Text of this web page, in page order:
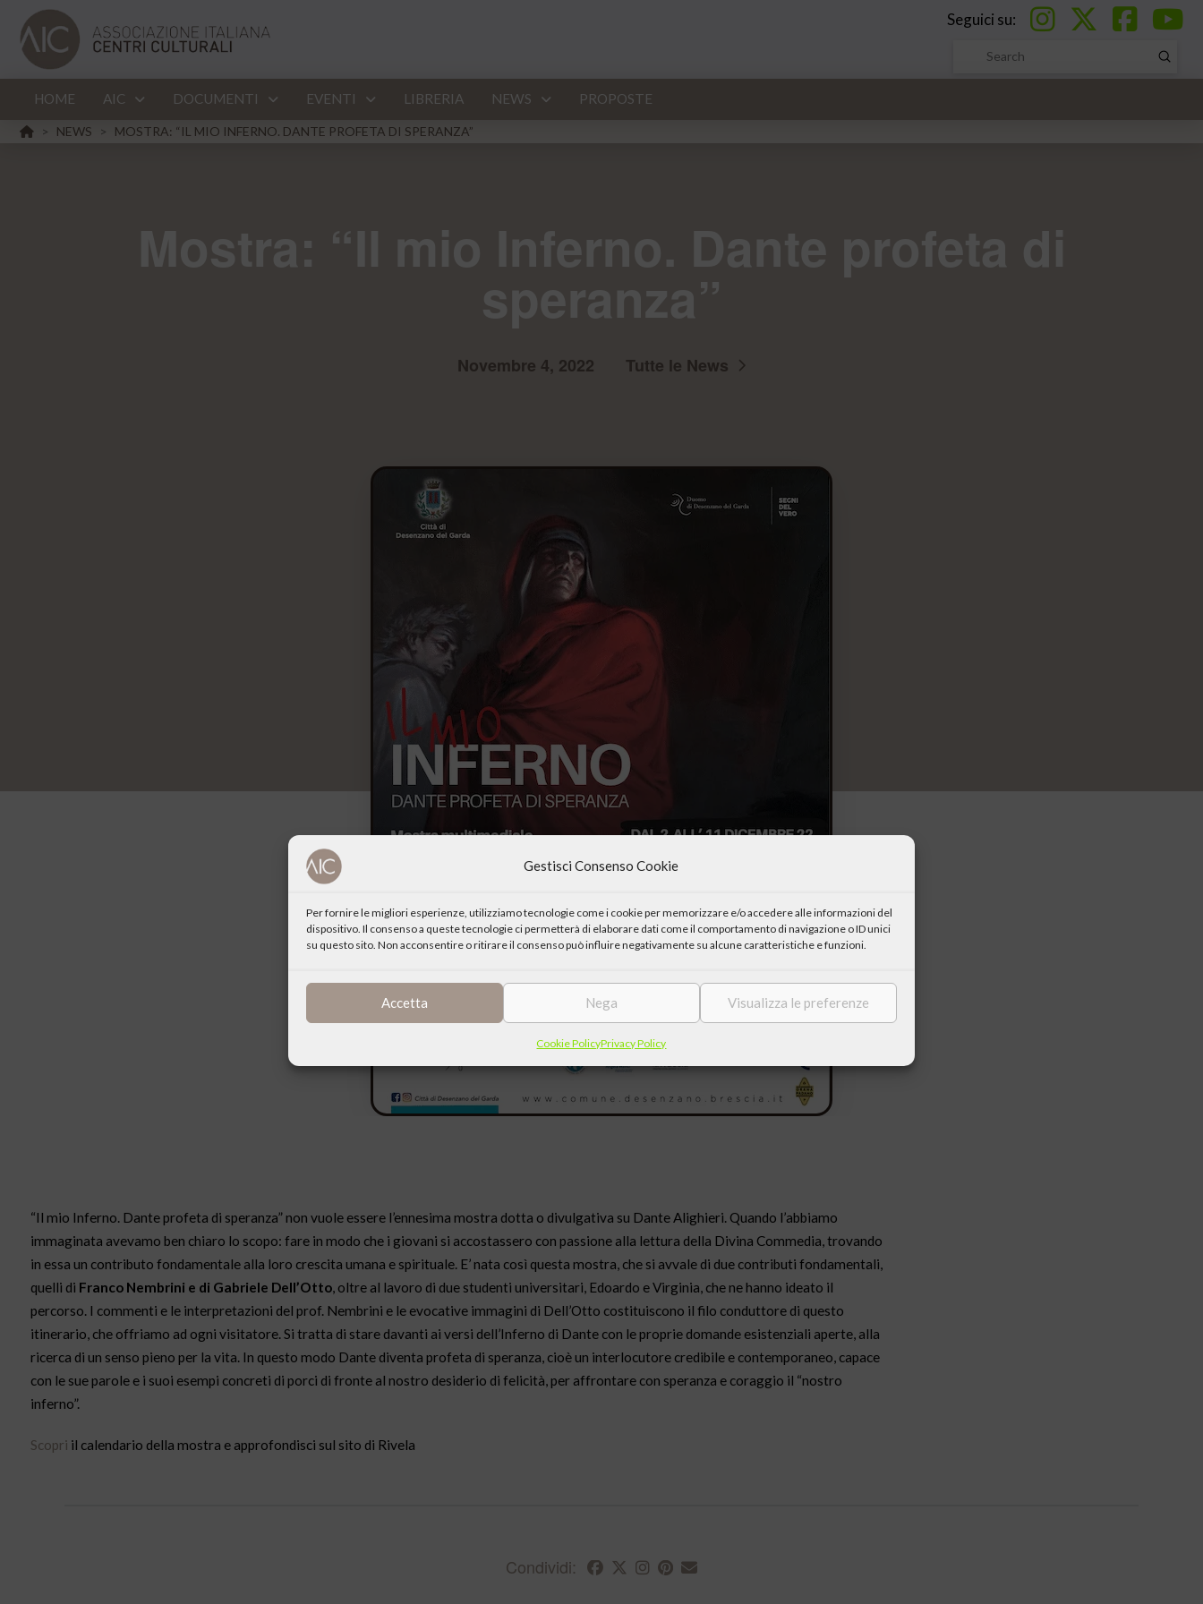
Gestisci Consenso Cookie
Per fornire le migliori esperienze, utilizziamo tecnologie come i cookie per memorizzare e/o accedere alle informazioni del
dispositivo. Il consenso a queste tecnologie ci permetterà di elaborare dati come il comportamento di navigazione o ID unici
su questo sito. Non acconsentire o ritirare il consenso può influire negativamente su alcune caratteristiche e funzioni.
Accetta Nega Visualizza le preferenze
Cookie PolicyPrivacy Policy
Seguici su:
Search
Submit
HOME AIC DOCUMENTI EVENTI LIBRERIA NEWS PROPOSTE
HOME
> NEWS > MOSTRA: “IL MIO INFERNO. DANTE PROFETA DI SPERANZA”
Novembre 4, 2022 Tutte le News
“Il mio Inferno. Dante profeta di speranza” non vuole essere l’ennesima mostra dotta o divulgativa su Dante Alighieri. Quando l’abbiamo
immaginata avevamo ben chiaro lo scopo: fare in modo che i giovani si accostassero con passione alla lettura della Divina Commedia, trovando
in essa un contributo fondamentale alla loro crescita umana e spirituale. E’ nata così questa mostra, che si avvale di due contributi fondamentali,
quelli di Franco Nembrini e di Gabriele Dell’Otto, oltre al lavoro di due studenti universitari, Edoardo e Virginia, che ne hanno ideato il
percorso. I commenti e le interpretazioni del prof. Nembrini e le evocative immagini di Dell’Otto costituiscono il filo conduttore di questo
itinerario, che offriamo ad ogni visitatore. Si tratta di stare davanti ai versi dell’Inferno di Dante con le proprie domande esistenziali aperte, alla
ricerca di un senso pieno per la vita. In questo modo Dante diventa profeta di speranza, cioè un interlocutore credibile e contemporaneo, capace
con le sue parole e i suoi esempi concreti di porci di fronte al nostro desiderio di felicità, per affrontare con speranza e coraggio il “nostro
inferno”.
Scopri il calendario della mostra e approfondisci sul sito di Rivela
Condividi: